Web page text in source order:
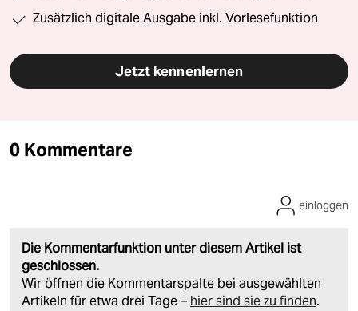
Zusätzlich digitale Ausgabe inkl. Vorlesefunktion
Jetzt kennenlernen
0 Kommentare
Die Kommentarfunktion unter diesem Artikel ist
geschlossen.
Wir öffnen die Kommentarspalte bei ausgewählten
Artikeln für etwa drei Tage – hier sind sie zu finden.
einloggen